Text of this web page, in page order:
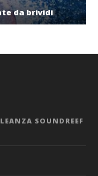
da brividi
SOUNDREEF